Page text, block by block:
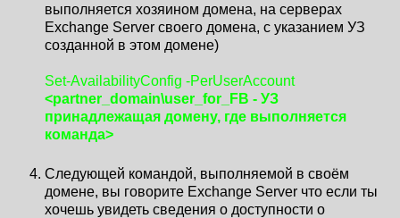
выполняется хозяином домена, на серверах
Exchange Server своего домена, с указанием УЗ
созданной в этом домене)
Set-AvailabilityConfig -PerUserAccount
<partner_domain\user_for_FB - УЗ
принадлежащая домену, где выполняется
команда>
Следующей командой, выполняемой в своём
домене, вы говорите Exchange Server что если ты
хочешь увидеть сведения о доступности о